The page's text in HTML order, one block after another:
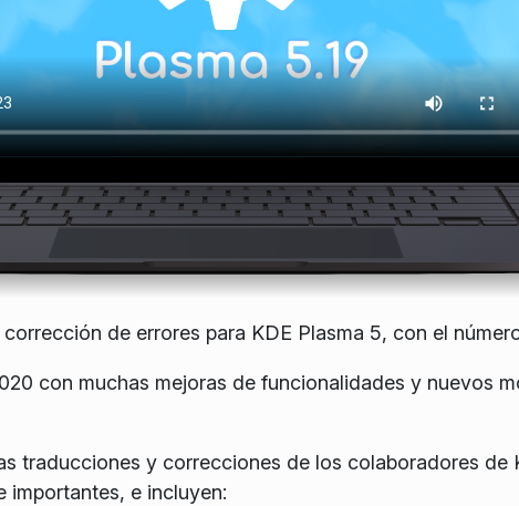
de errores para KDE Plasma 5, con el
con muchas mejoras de funcionalidades y nuevos
traducciones y correcciones de los colaboradores de
importantes, e incluyen: